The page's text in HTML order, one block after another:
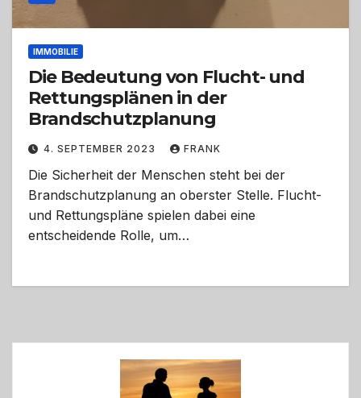
IMMOBILIE
Die Bedeutung von Flucht- und
Rettungsplänen in der
Brandschutzplanung
4. SEPTEMBER 2023 FRANK
Die Sicherheit der Menschen steht bei der
Brandschutzplanung an oberster Stelle. Flucht-
und Rettungspläne spielen dabei eine
entscheidende Rolle, um…